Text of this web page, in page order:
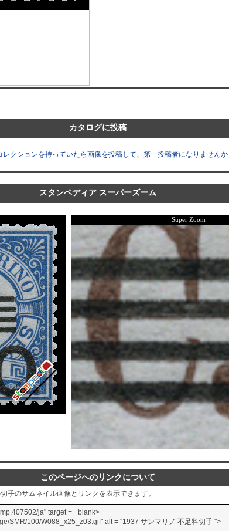
カタログに投稿
レクションを持っていたら画像を投稿して、第一投稿者になりません
スタンペディア スーパーズーム
このページへのリンクについて
手のサムネイル画像とリンクを表示できます。